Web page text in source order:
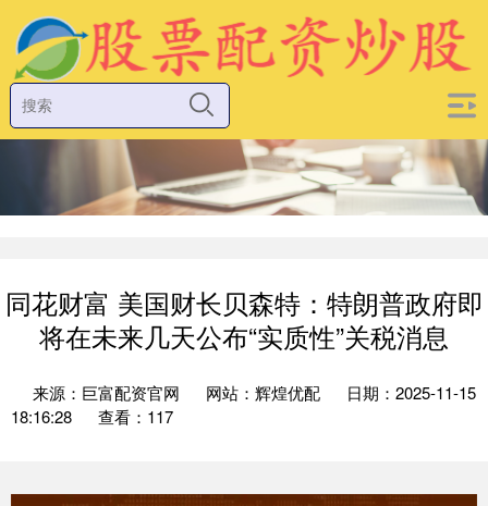
同花财富 美国财长贝森特：特朗普政府即
将在未来几天公布“实质性”关税消息
来源：巨富配资官网 网站：辉煌优配
日期：2025-11-15
18:16:28
查看：117